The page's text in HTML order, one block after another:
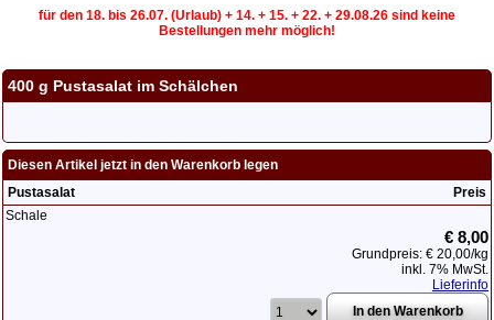
für den 18. bis 26.07. (Urlaub) + 14. + 15. + 22. + 29.08.26 sind keine
Bestellungen mehr möglich!
400 g Pustasalat im Schälchen
Diesen Artikel jetzt in den Warenkorb legen
Pustasalat
Preis
Schale
€ 8,00
Grundpreis: € 20,00/kg
inkl. 7% MwSt.
Lieferinfo